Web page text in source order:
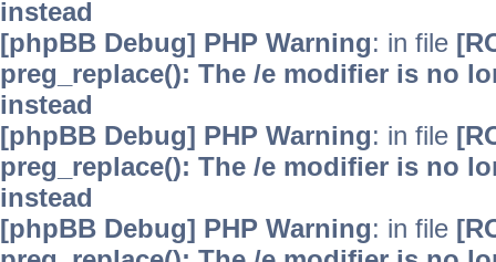
instead
[phpBB Debug] PHP Warning: in file
preg_replace(): The /e modifier is no
instead
[phpBB Debug] PHP Warning: in file
preg_replace(): The /e modifier is no
instead
[phpBB Debug] PHP Warning: in file